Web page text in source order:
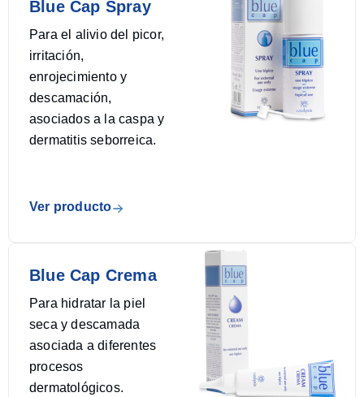
Blue Cap Spray
Para el alivio del picor,
irritación,
enrojecimiento y
descamación,
asociados a la caspa y
dermatitis seborreica.
Ver producto
Blue Cap Crema
Para hidratar la piel
seca y descamada
asociada a diferentes
procesos
dermatológicos.